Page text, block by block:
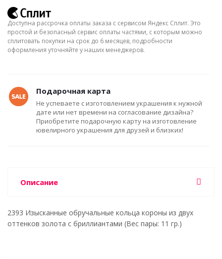
Доступна рассрочка оплаты заказа с сервисом Яндекс Сплит. Это
простой и безопасный сервис оплаты частями, с которым можно
сплитовать покупки на срок до 6 месяцев, подробности
оформления уточняйте у наших менеджеров.
Подарочная карта
Не успеваете с изготовлением украшения к нужной
дате или нет времени на согласование дизайна?
Приобретите подарочную карту на изготовление
ювелирного украшения для друзей и близких!
Описание
2393 Изысканные обручальные кольца короны из двух
оттенков золота с бриллиантами (Вес пары: 11 гр.)